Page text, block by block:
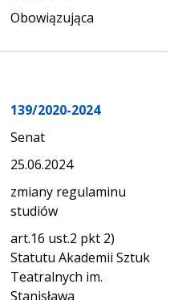
Obowiązująca
139/2020-2024
Senat
25.06.2024
zmiany regulaminu
studiów
art.16 ust.2 pkt 2)
Statutu Akademii Sztuk
Teatralnych im.
Stanisława